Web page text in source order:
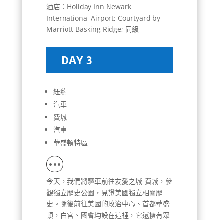
酒店：Holiday Inn Newark
International Airport; Courtyard by
Marriott Basking Ridge; 同級
DAY 3
紐約
汽車
費城
汽車
華盛頓特區
今天，我們將驅車前往友愛之城-費城，參
觀獨立歷史公園，見證美國獨立相關歷
史。隨後前往美國的政治中心、首都華盛
頓，白宮、國會均設在這裡，它還擁有眾